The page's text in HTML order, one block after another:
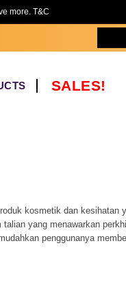
more. T&C
SALES!
kosmetik dan kesihatan
yang menawarkan
penggunanya